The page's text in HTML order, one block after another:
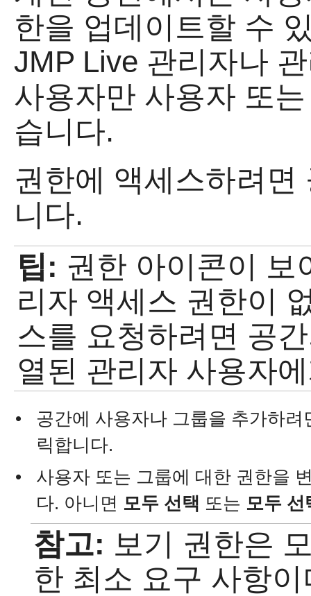
한을 업데이트할 수
JMP Live 관리자나
사용자만 사용자 또
습니다.
권한에 액세스하려
니다.
팁: 권한 아이콘이 보
리자 액세스 권한이
스를 요청하려면 공
열된 관리자 사용자
•
공간에 사용자나 그룹을 추가하
릭합니다.
•
사용자 또는 그룹에 대한 권한을
다. 아니면 모두 선택 또는 모두
참고: 보기 권한은
한 최소 요구 사항